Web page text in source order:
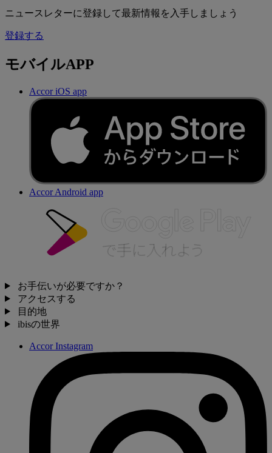
ニュースレターに登録して最新情報を入手しましょう
登録する
モバイルAPP
Accor iOS app
Accor Android app
お手伝いが必要ですか？
アクセスする
目的地
ibisの世界
Accor Instagram